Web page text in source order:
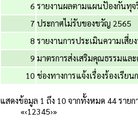
6 รายงานผลตามแผนปัองกันทุจ
7 ประกาศไม่รับของขวัญ 2565
8 รายงานการประเมินความเสี่ย
9 มาตรการส่งเสริมคุณธรรมแล
10 ช่องทางการแจ้งเรื่องร้องเรีย
แสดงข้อมูล 1 ถึง 10 จากทั้งหมด 44 รายก
«‹12345›»